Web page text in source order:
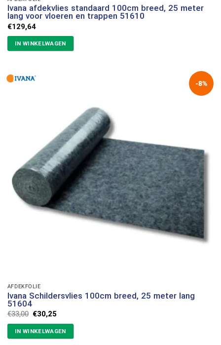
Ivana afdekvlies standaard 100cm breed, 25 meter
lang voor vloeren en trappen 51610
€129,64
IN WINKELWAGEN
-8%
AFDEKFOLIE
Ivana Schildersvlies 100cm breed, 25 meter lang
51604
€33,00 Oorspronkelijke
prijs
was:
€33,00.
€30,25Huidige
is:
€30,25.
IN WINKELWAGEN